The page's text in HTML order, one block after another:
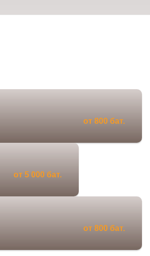
от 800 бат.
от 5 000 бат.
от 800 бат.